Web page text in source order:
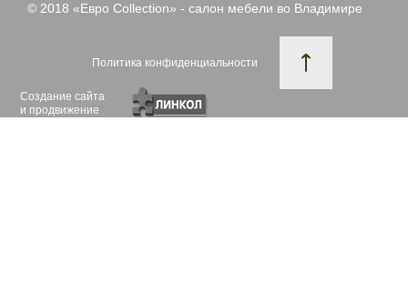
© 2018 «Евро Collection» - салон мебели во Владимире
Политика конфиденциальности
Создание сайта
и продвижение